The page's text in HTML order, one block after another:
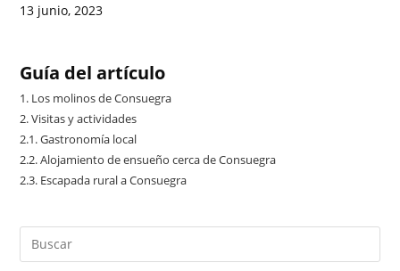
13 junio, 2023
Guía del artículo
1. Los molinos de Consuegra
2.Visitas y actividades
2.1.Gastronomía local
2.2.Alojamiento de ensueño cerca de Consuegra
2.3. Escapada rural a Consuegra